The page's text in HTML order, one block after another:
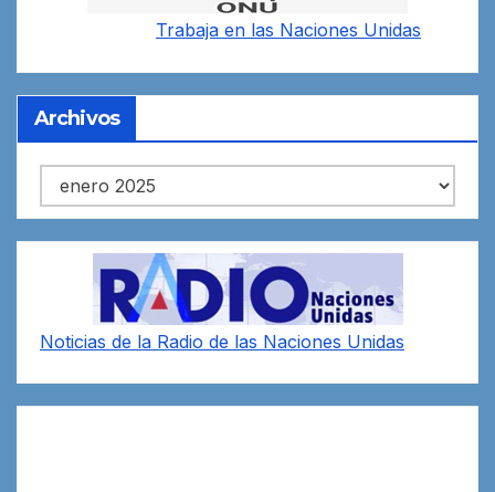
Trabaja en las Naciones Unidas
Archivos
Archivos
Noticias de la Radio de las Naciones Unidas